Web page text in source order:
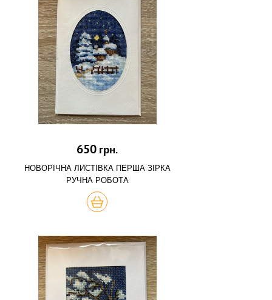
650 грн.
НОВОРІЧНА ЛИСТІВКА ПЕРША ЗІРКА
РУЧНА РОБОТА
КУПИТЬ